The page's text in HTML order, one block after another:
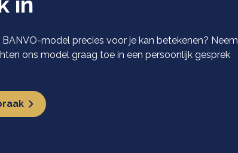
model precies voor je kan betekenen? Neem
ons model graag toe in een persoonlijk gesprek